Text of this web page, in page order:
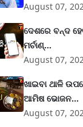
August 07,
ଦେଶରେ ବନ୍ଦ
ମର୍ଚାଣ୍...
August 07,
ଖାଇବା ଥାଳି
ଆମିଷ ଭୋଜନ...
August 07,